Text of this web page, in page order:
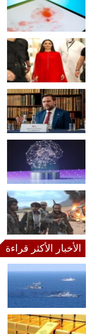
الأخبار الأكثر قراءة